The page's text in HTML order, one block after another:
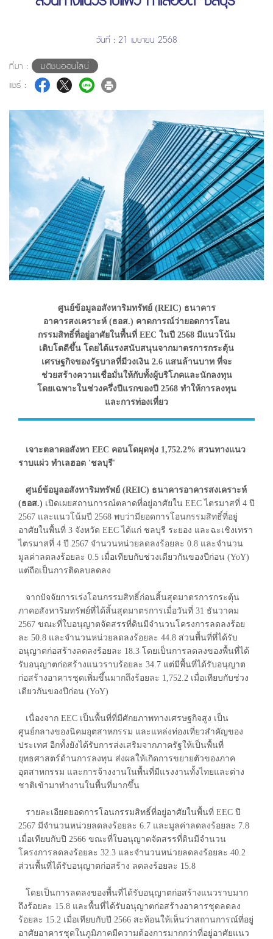
วันที่ : 21 เมษายน 2568
ที่มา :
มติชนออนไลน์
แชร์ :
ศูนย์ข้อมูลอสังหาริมทรัพย์ (REIC) ธนาคาร
อาคารสงเคราะห์ (ธอส.) คาดการณ์ว่ายอดการโอน
กรรมสิทธิ์ที่อยู่อาศัยในพื้นที่ EEC ในปี 2568 มีแนวโน้ม
เติบโตดีขึ้น โดยได้แรงสนับสนุนจากมาตรการกระตุ้น
เศรษฐกิจของรัฐบาลที่มีวงเงิน 2.6 แสนล้านบาท ที่จะ
ช่วยสร้างความเชื่อมั่นให้กับทั้งผู้บริโภคและนักลงทุน
โดยเฉพาะในช่วงครึ่งปีแรกของปี 2568 ทำให้การลงทุน
และการท่องเที่ยว
เจาะตลาดอสังหา EEC คอนโดผุดพุ่ง 1,752.2% สวนทางแนว
ราบแผ่ว ทำเลฮอต 'ชลบุรี'
ศูนย์ข้อมูลอสังหาริมทรัพย์ (REIC) ธนาคารอาคารสงเคราะห์
(ธอส.) เปิดเผยสถานการณ์ตลาดที่อยู่อาศัยใน EEC ไตรมาสที่ 4 ปี
2567 และแนวโน้มปี 2568 พบว่ามียอดการโอนกรรมสิทธิ์ที่อยู่
อาศัยในพื้นที่ 3 จังหวัด EEC ได้แก่ ชลบุรี ระยอง และฉะเชิงเทรา
ไตรมาสที่ 4 ปี 2567 จำนวนหน่วยลดลงร้อยละ 0.8 และจำนวน
มูลค่าลดลงร้อยละ 0.5 เมื่อเทียบกับช่วงเดียวกันของปีก่อน (YoY)
แต่ถือเป็นการติดลบลดลง
จากปัจจัยการเร่งโอนกรรมสิทธิ์ก่อนสิ้นสุดมาตรการกระตุ้น
ภาคอสังหาริมทรัพย์ที่ได้สิ้นสุดมาตรการเมื่อวันที่ 31 ธันวาคม
2567 ขณะที่ใบอนุญาตจัดสรรที่ดินมีจำนวนโครงการลดลงร้อย
ละ 50.8 และจำนวนหน่วยลดลงร้อยละ 44.8 ส่วนพื้นที่ที่ได้รับ
อนุญาตก่อสร้างลดลงร้อยละ 18.3 โดยเป็นการลดลงของพื้นที่ได้
รับอนุญาตก่อสร้างแนวราบร้อยละ 34.7 แต่มีพื้นที่ได้รับอนุญาต
ก่อสร้างอาคารชุดเพิ่มขึ้นมากถึงร้อยละ 1,752.2 เมื่อเทียบกับช่วง
เดียวกันของปีก่อน (YoY)
เนื่องจาก EEC เป็นพื้นที่ที่มีศักยภาพทางเศรษฐกิจสูง เป็น
ศูนย์กลางของนิคมอุตสาหกรรม และแหล่งท่องเที่ยวสำคัญของ
ประเทศ อีกทั้งยังได้รับการส่งเสริมจากภาครัฐให้เป็นพื้นที่
ยุทธศาสตร์ด้านการลงทุน ส่งผลให้เกิดการขยายตัวของภาค
อุตสาหกรรม และการจ้างงานในพื้นที่มีแรงงานทั้งไทยและต่าง
ชาติเข้ามาทำงานในพื้นที่มากขึ้น
รายละเอียดยอดการโอนกรรมสิทธิ์ที่อยู่อาศัยในพื้นที่ EEC ปี
2567 มีจำนวนหน่วยลดลงร้อยละ 6.7 และมูลค่าลดลงร้อยละ 7.8
เมื่อเทียบกับปี 2566 ขณะที่ใบอนุญาตจัดสรรที่ดินมีจำนวน
โครงการลดลงร้อยละ 32.3 และจำนวนหน่วยลดลงร้อยละ 40.2
ส่วนพื้นที่ได้รับอนุญาตก่อสร้าง ลดลงร้อยละ 15.8
โดยเป็นการลดลงของพื้นที่ได้รับอนุญาตก่อสร้างแนวราบมาก
ถึงร้อยละ 15.8 และพื้นที่ได้รับอนุญาตก่อสร้างอาคารชุดลดลง
ร้อยละ 15.2 เมื่อเทียบกับปี 2566 สะท้อนให้เห็นว่าสถานการณ์ที่อยู่
อาศัยอาคารชุดในภูมิภาคมีความต้องการมากกว่าที่อยู่อาศัยแนว